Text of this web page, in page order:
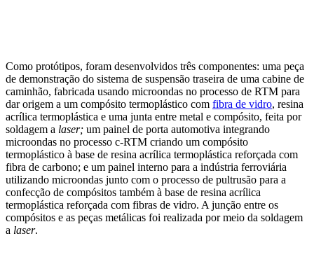
Como protótipos, foram desenvolvidos três componentes: uma peça
de demonstração do sistema de suspensão traseira de uma cabine de
caminhão, fabricada usando microondas no processo de RTM para
dar origem a um compósito termoplástico com fibra de vidro, resina
acrílica termoplástica e uma junta entre metal e compósito, feita por
soldagem a laser; um painel de porta automotiva integrando
microondas no processo c-RTM criando um compósito
termoplástico à base de resina acrílica termoplástica reforçada com
fibra de carbono; e um painel interno para a indústria ferroviária
utilizando microondas junto com o processo de pultrusão para a
confecção de compósitos também à base de resina acrílica
termoplástica reforçada com fibras de vidro. A junção entre os
compósitos e as peças metálicas foi realizada por meio da soldagem
a laser.